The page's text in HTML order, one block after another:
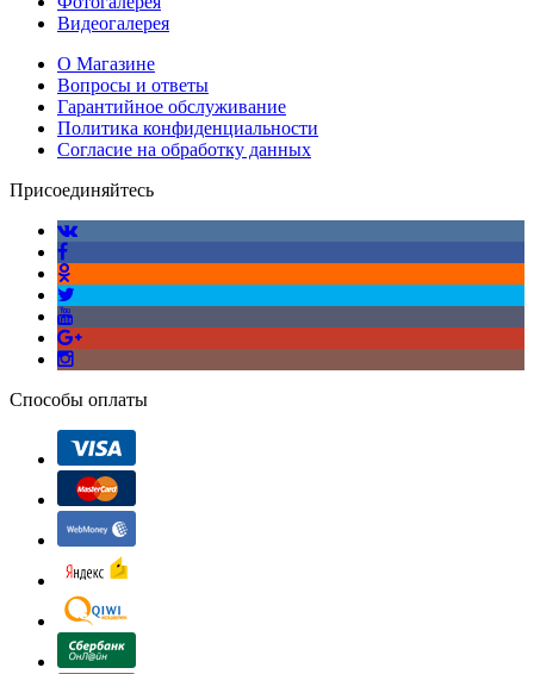
Видеогалерея
О Магазине
Вопросы и ответы
Гарантийное обслуживание
Политика конфиденциальности
Согласие на обработку данных
Присоединяйтесь
Способы оплаты